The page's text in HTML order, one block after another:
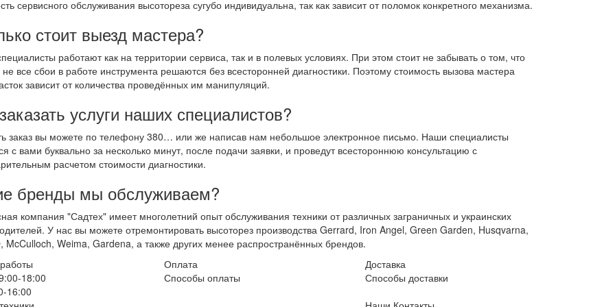
сервисного обслуживания высотореза сугубо индивидуальна, так как зависит от поломок конкретного механизма.
стоит выезд мастера?
работают как на территории сервиса, так и в полевых условиях. При этом стоит не забывать о том, что
все сбои в работе инструмента решаются без всесторонней диагностики. Поэтому стоимость вызова мастера
зависит от количества проведённых им манипуляций.
услуги наших специалистов?
заказ вы можете по телефону 380… или же написав нам небольшое электронное письмо. Наши специалисты
с вами буквально за несколько минут, после подачи заявки, и проведут всестороннюю консультацию с
расчетом стоимости диагностики.
бренды мы обслуживаем?
компания "Садтех" имеет многолетний опыт обслуживания техники от различных заграничных и украинских
У нас вы можете отремонтировать высоторез производства Gerrard, Iron Angel, Green Garden, Husqvarna,
McCulloch, Weima, Gardena, а также других менее распространённых брендов.
18:00
16:00
Оплата
Способы оплаты
Доставка
Способы доставки